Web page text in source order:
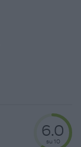
6.0
su 10